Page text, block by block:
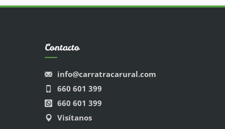
Contacto
info@carratracarural.com
660 601 399
660 601 399
Visítanos